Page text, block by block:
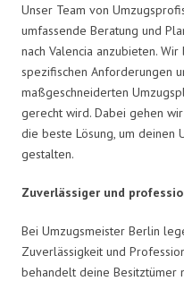
Unser Team von
umfassende Beratung und
nach Valencia anzubieten.
spezifischen Anforderungen
maßgeschneiderten
gerecht wird. Dabei gehen
die beste Lösung, um deinen
gestalten.
Zuverlässiger und
Bei Umzugsmeister Berlin
Zuverlässigkeit und
behandelt deine Besitztümer